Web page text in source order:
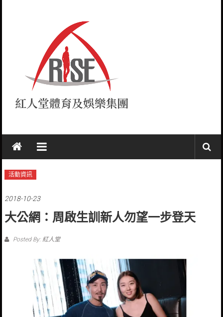
紅
人
堂
RISE
活動資訊
2018-10-23
大公網：周啟生訓新人勿望一步登天
Posted By: 紅人堂